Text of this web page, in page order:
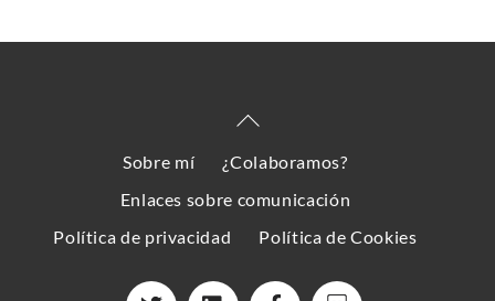
Back
Top
Sobre mí
¿Colaboramos?
Enlaces sobre comunicación
Política de privacidad
Política de Cookies